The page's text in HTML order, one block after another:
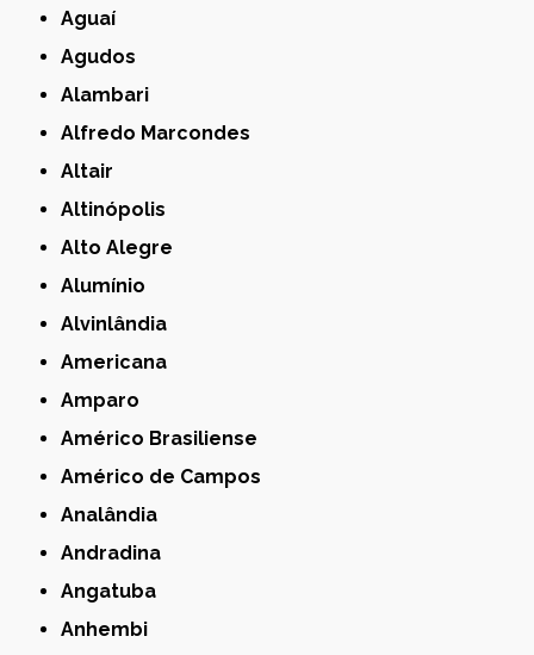
Aguaí
Agudos
Alambari
Alfredo Marcondes
Altair
Altinópolis
Alto Alegre
Alumínio
Alvinlândia
Americana
Amparo
Américo Brasiliense
Américo de Campos
Analândia
Andradina
Angatuba
Anhembi